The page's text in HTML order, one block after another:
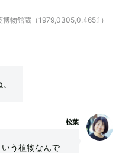
物館蔵（1979,0305,0.465.1）
松葉
う植物なんで